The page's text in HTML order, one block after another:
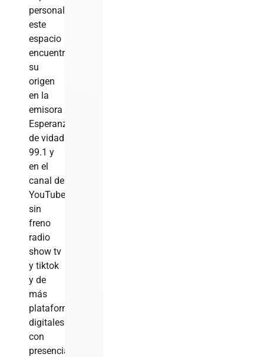
personal,
este
espacio
encuentra
su
origen
en la
emisora
Esperanza
de vidad
99.1 y
en el
canal de
YouTube
sin
freno
radio
show tv
y tiktok
y de
más
plataformas
digitales
con
presencia